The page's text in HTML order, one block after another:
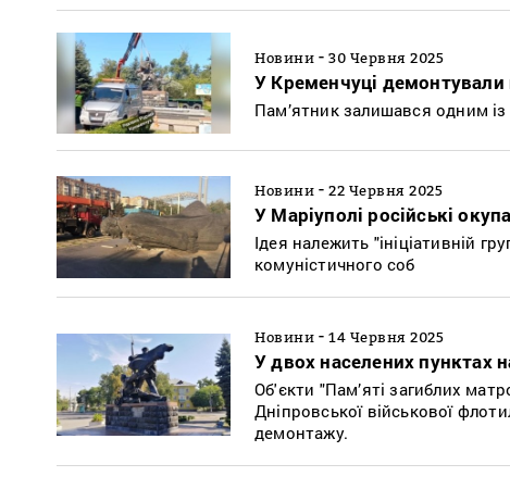
Новини - 30 Червня 2025
У Кременчуці
Пам’ятник залишався одним із
Новини - 22 Червня 2025
У Маріуполі російські
Ідея належить "ініціативній
комуністичного соб
Новини - 14 Червня 2025
У двох населених пунктах
Об'єкти "Пам’яті загиблих
Дніпровської військової
демонтажу.